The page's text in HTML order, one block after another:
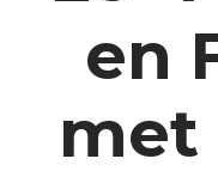
en
met